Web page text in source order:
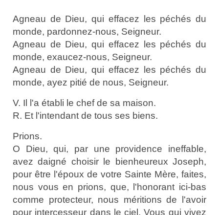
Agneau de Dieu, qui effacez les péchés du
monde, pardonnez-nous, Seigneur.
Agneau de Dieu, qui effacez les péchés du
monde, exaucez-nous, Seigneur.
Agneau de Dieu, qui effacez les péchés du
monde, ayez pitié de nous, Seigneur.
V. Il l'a établi le chef de sa maison.
R. Et l'intendant de tous ses biens.
Prions.
O Dieu, qui, par une providence ineffable,
avez daigné choisir le bienheureux Joseph,
pour être l'époux de votre Sainte Mère, faites,
nous vous en prions, que, l'honorant ici-bas
comme protecteur, nous méritions de l'avoir
pour intercesseur dans le ciel. Vous qui vivez